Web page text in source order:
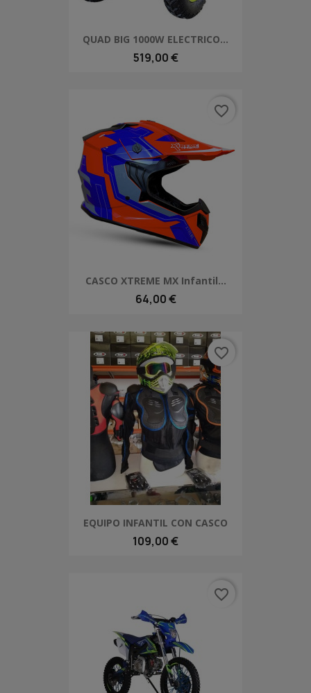
QUAD BIG 1000W ELECTRICO...
519,00 €
CASCO XTREME MX Infantil...
64,00 €
favorite_border
EQUIPO INFANTIL CON CASCO
109,00 €
favorite_border
favorite_border